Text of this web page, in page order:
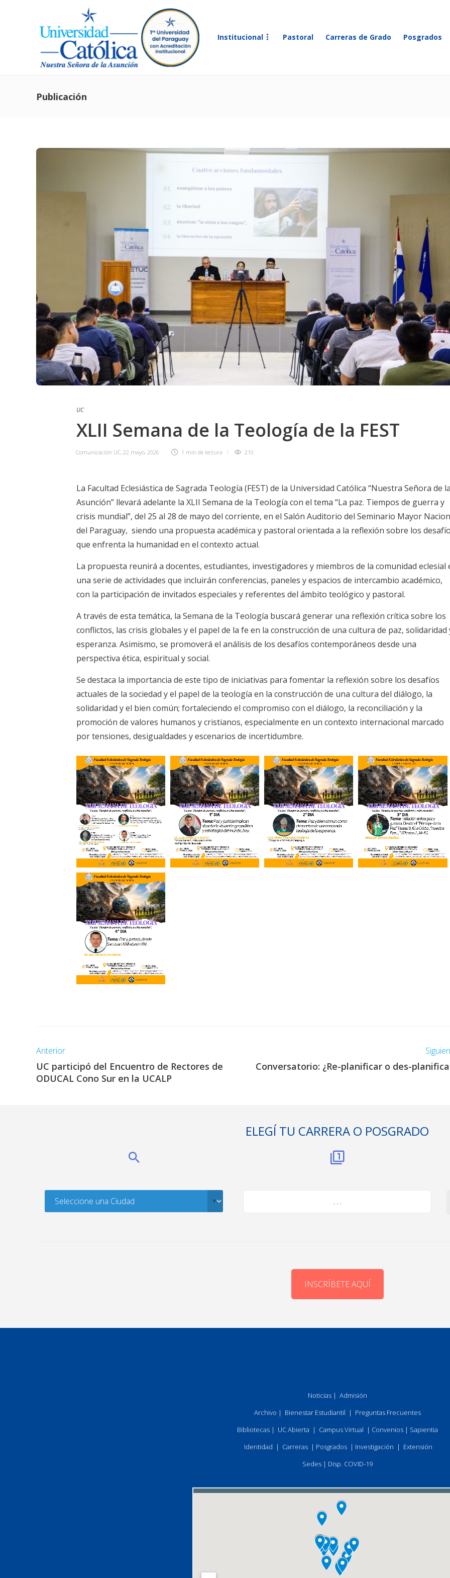
Institucional Pastoral Carreras de Grado Posgrados
Publicación
UC
XLII Semana de la Teología de la FEST
Comunicación UC, 22 mayo, 2026 1 min de lectura 210
La Facultad Eclesiástica de Sagrada Teología (FEST) de la Universidad Católica “Nuestra Señora de la
Asunción” llevará adelante la XLII Semana de la Teología con el tema “La paz. Tiempos de guerra y
crisis mundial”, del 25 al 28 de mayo del corriente, en el Salón Auditorio del Seminario Mayor
del Paraguay, siendo una propuesta académica y pastoral orientada a la reflexión sobre los
que enfrenta la humanidad en el contexto actual.
La propuesta reunirá a docentes, estudiantes, investigadores y miembros de la comunidad eclesial
una serie de actividades que incluirán conferencias, paneles y espacios de intercambio académico,
con la participación de invitados especiales y referentes del ámbito teológico y pastoral.
A través de esta temática, la Semana de la Teología buscará generar una reflexión crítica sobre los
conflictos, las crisis globales y el papel de la fe en la construcción de una cultura de paz, solidaridad
esperanza. Asimismo, se promoverá el análisis de los desafíos contemporáneos desde una
perspectiva ética, espiritual y social.
Se destaca la importancia de este tipo de iniciativas para fomentar la reflexión sobre los desafíos
actuales de la sociedad y el papel de la teología en la construcción de una cultura del diálogo, la
solidaridad y el bien común; fortaleciendo el compromiso con el diálogo, la reconciliación y la
promoción de valores humanos y cristianos, especialmente en un contexto internacional marcado
por tensiones, desigualdades y escenarios de incertidumbre.
Anterior
UC participó del Encuentro de Rectores de
ODUCAL Cono Sur en la UCALP
Conversatorio: ¿Re-planificar o des-
ELEGÍ TU CARRERA O POSGRADO
. . .
INSCRÍBETE AQUÍ
Noticias| Admisión
Archivo | Bienestar Estudiantil | Preguntas Frecuentes
Bibliotecas| UC Abierta | Campus Virtual | Convenios| Sapientia
Identidad | Carreras| Posgrados| Investigación | Extensión
Sedes| Disp. COVID-19